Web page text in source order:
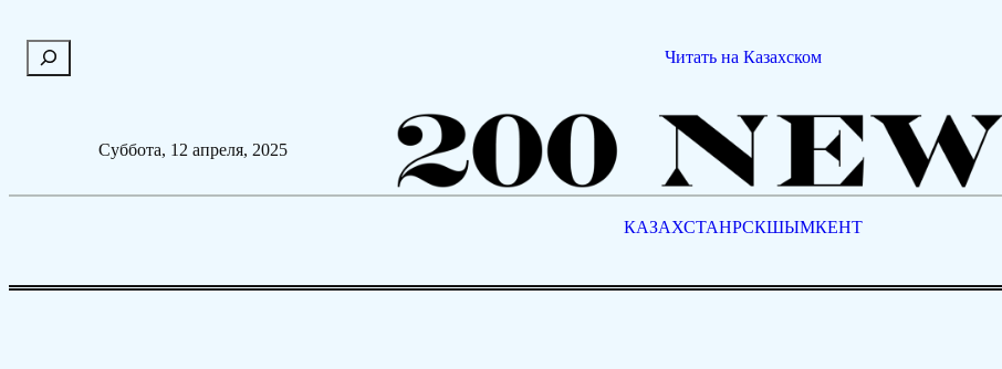
о
Читать на Казахском
Суббота, 12 апреля, 2025
КАЗАХСТАНРСКШЫМКЕНТ